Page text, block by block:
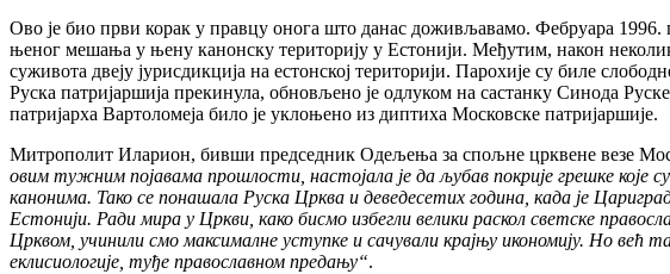
Ово је био први корак у правцу онога што данас доживљавамо. Фебруара 1996.
њеног мешања у њену канонску територију у Естонији. Међутим, након
суживота двеју јурисдикција на естонској територији. Парохије су биле
Руска патријаршија прекинула, обновљено је одлуком на састанку Синода
патријарха Вартоломеја било је уклоњено из диптиха Московске патријаршије.
Митрополит Иларион, бивши председник Одељења за спољне црквене везе
овим тужним појавама прошлости, настојала је да љубав покрије грешке које
канонима. Тако се понашала Руска Црква и деведесетих година, када је
Естонији. Ради мира у Цркви, како бисмо избегли велики раскол светске
Црквом, учинили смо максималнe уступке и сачували крајњу икономију. Но већ
еклисиологије, туђе православном предању“.